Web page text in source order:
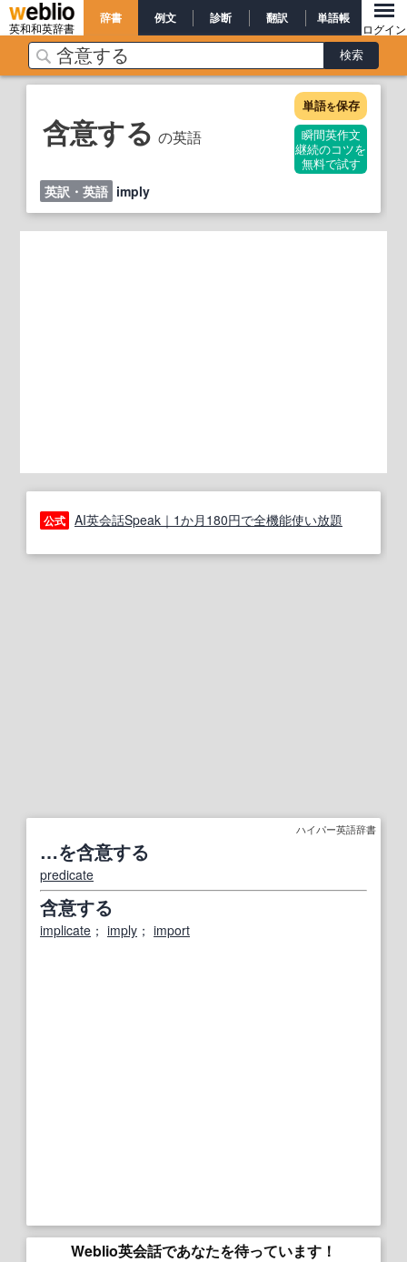
英和和英辞書
辞書 例文 診断 翻訳 単語帳
ログイン
含意する の英語
単語を保存
瞬間英作文
継続のコツを
無料で試す
英訳・英語 imply
公式 AI英会話Speak｜1か月180円で全機能使い放題
ハイパー英語辞書
…を含意する
predicate
含意する
implicate ； imply ； import
Weblio英会話であなたを待っています！